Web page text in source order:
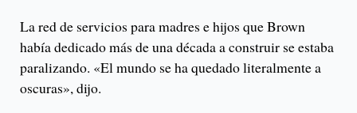
La red de servicios para madres e hijos que Brown
había dedicado más de una década a construir se estaba
paralizando. «El mundo se ha quedado literalmente a
oscuras», dijo.